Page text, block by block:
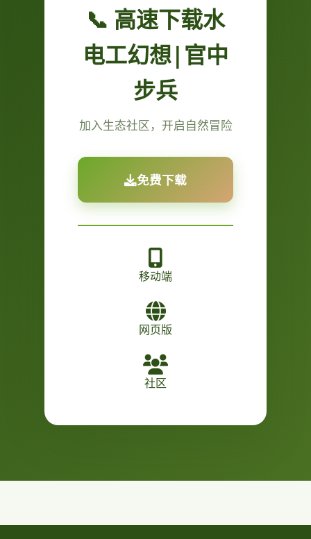
📞 高速下载水
电工幻想|官中
步兵
加入生态社区，开启自然冒险
免费下载
移动端
网页版
社区